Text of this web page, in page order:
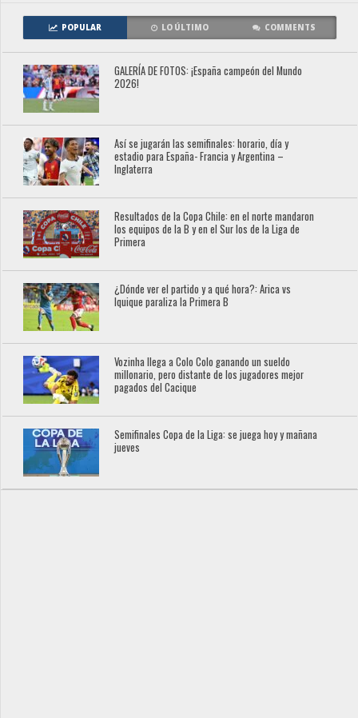
POPULAR LO ÚLTIMO COMMENTS
GALERÍA DE FOTOS: ¡España campeón del Mundo
2026!
Así se jugarán las semifinales: horario, día y
estadio para España- Francia y Argentina –
Inglaterra
Resultados de la Copa Chile: en el norte mandaron
los equipos de la B y en el Sur los de la Liga de
Primera
¿Dónde ver el partido y a qué hora?: Arica vs
Iquique paraliza la Primera B
Vozinha llega a Colo Colo ganando un sueldo
millonario, pero distante de los jugadores mejor
pagados del Cacique
Semifinales Copa de la Liga: se juega hoy y mañana
jueves